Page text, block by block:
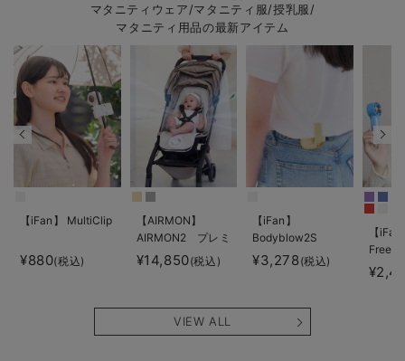
マタニティウェア/マタニティ服/授乳服/
マタニティ用品の最新アイテム
【iFan】 MultiClip
¥880(税込)
【AIRMON】
AIRMON2 プレミ
アム
¥14,850(税込)
【iFan】
Bodyblow2S
¥3,278(税込)
【
Freeze
VIEW ALL